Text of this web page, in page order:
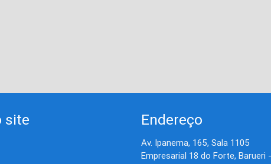
site Endereço
Av. Ipanema, 165, Sala 1105
Empresarial 18 do Forte, Barueri